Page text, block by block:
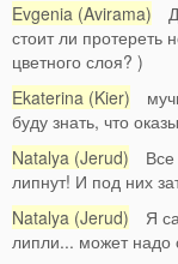
Evgenia (Avirama)
стоит ли протереть
цветного слоя? )
Ekaterina (Kier)
буду знать, что
Natalya (Jerud) Все
липнут! И под них
Natalya (Jerud) Я
липли... может надо